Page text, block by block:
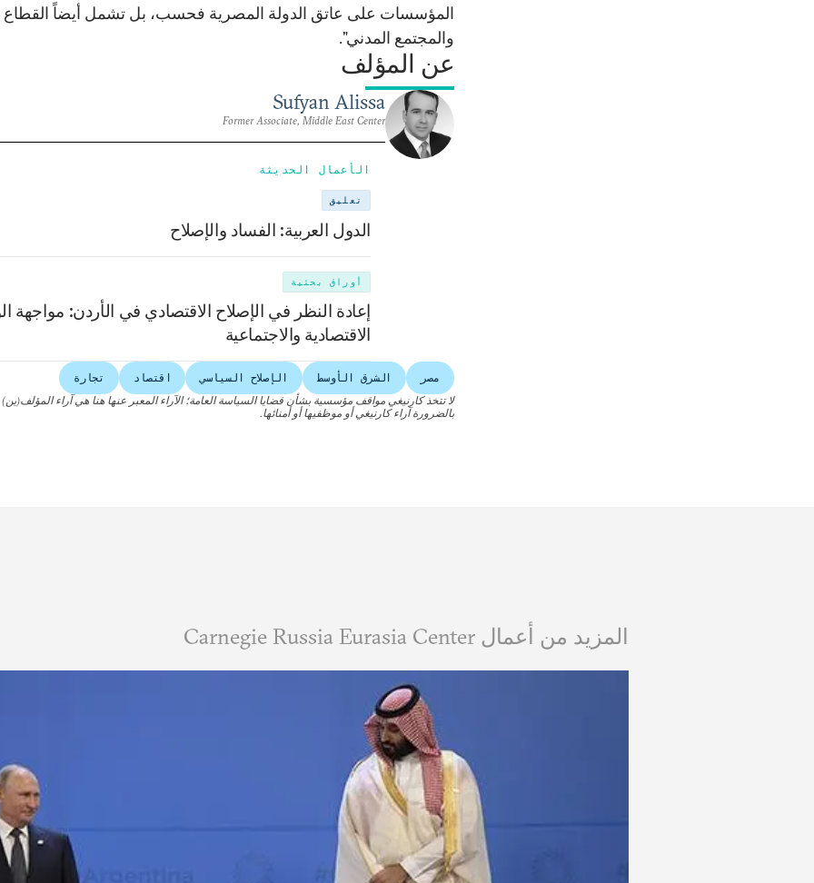
المؤسسات على عاتق الدولة المصرية فحسب، بل تشمل أيضاً
والمجتمع المدني".
عن المؤلف
Sufyan Alissa
Former Associate, Middle East Center
الأعمال الحديثة
تعليق
الدول العربية: الفساد والإصلاح
أوراق بحثية
إعادة النظر في الإصلاح الاقتصادي في الأردن: مواجهة
الاقتصادية والاجتماعية
مصر الشرق الأوسط الإصلاح السياسي اقتصاد
تجارة
لا تتخذ كارنيغي مواقف مؤسسية بشأن قضايا السياسة العامة؛ الآراء المعبر عنها هنا هي آراء
بالضرورة آراء كارنيغي أو موظفيها أو أمنائها.
المزيد من أعمال Carnegie Russia Eurasia Center